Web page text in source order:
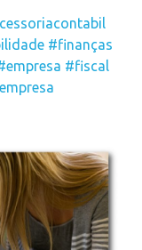
#finanças
#fiscal